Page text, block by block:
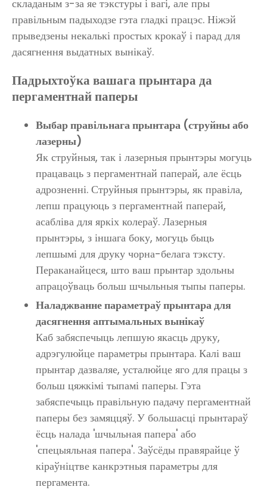
складаным з-за яе тэкстуры і вагі, але пры
правільным падыходзе гэта гладкі працэс. Ніжэй
прыведзены некалькі простых крокаў і парад для
дасягнення выдатных вынікаў.
Падрыхтоўка вашага прынтара да
пергаментнай паперы
Выбар правільнага прынтара (струйны або
лазерны)
Як струйныя, так і лазерныя прынтэры могуць
працаваць з пергаментнай паперай, але ёсць
адрозненні. Струйныя прынтэры, як правіла,
лепш працуюць з пергаментнай паперай,
асабліва для яркіх колераў. Лазерныя
прынтэры, з іншага боку, могуць быць
лепшымі для друку чорна-белага тэксту.
Пераканайцеся, што ваш прынтар здольны
апрацоўваць больш шчыльныя тыпы паперы.
Наладжванне параметраў прынтара для
дасягнення аптымальных вынікаў
Каб забяспечыць лепшую якасць друку,
адрэгулюйце параметры прынтара. Калі ваш
прынтар дазваляе, усталюйце яго для працы з
больш цяжкімі тыпамі паперы. Гэта
забяспечыць правільную падачу пергаментнай
паперы без замяццяў. У большасці прынтараў
ёсць налада 'шчыльная папера' або
'спецыяльная папера'. Заўсёды правярайце ў
кіраўніцтве канкрэтныя параметры для
пергамента.